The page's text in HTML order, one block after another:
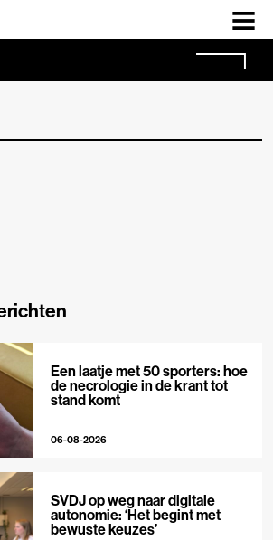
Een laatje met 50 sporters: hoe
de necrologie in de krant tot
stand komt
06-08-2026
SVDJ op weg naar digitale
autonomie: ‘Het begint met
bewuste keuzes’